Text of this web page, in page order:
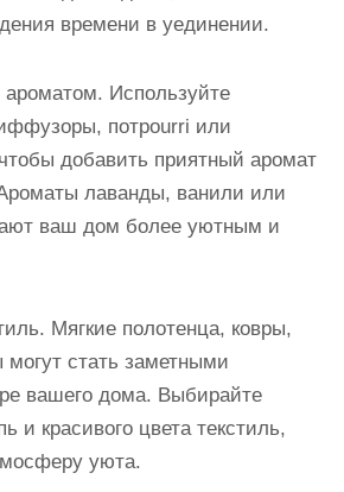
времени в уединении.
Используйте
потpourri или
добавить приятный аромат
лаванды, ванили или
ваш дом более уютным и
Мягкие полотенца, ковры,
стать заметными
вашего дома. Выбирайте
и красивого цвета текстиль,
уюта.